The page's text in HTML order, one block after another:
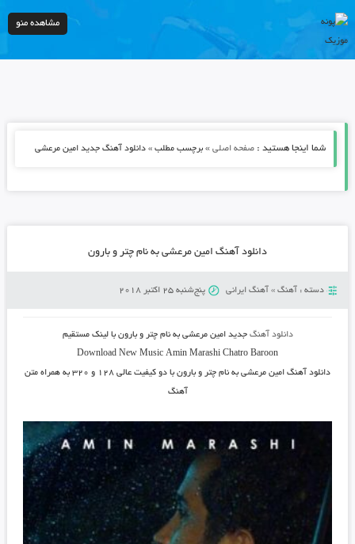
مشاهده منو
شما اینجا هستید : صفحه اصلی» برچسب مطلب » دانلود آهنگ جدید امین مرعشی
دانلود آهنگ امین مرعشی به نام چتر و بارون
دسته : آهنگ» آهنگ ایرانی پنج‌شنبه 25 اکتبر 2018
دانلود آهنگ جدید امین مرعشی به نام چتر و بارون با لینک مستقیم
Download New Music Amin Marashi Chatro Baroon
دانلود آهنگ امین مرعشی به نام چتر و بارون
با دو کیفیت عالی ۱۲۸ و ۳۲۰ به همراه متن
آهنگ